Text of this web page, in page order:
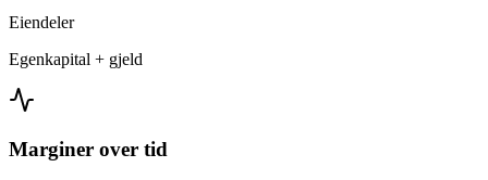
Eiendeler
Egenkapital + gjeld
Marginer over tid